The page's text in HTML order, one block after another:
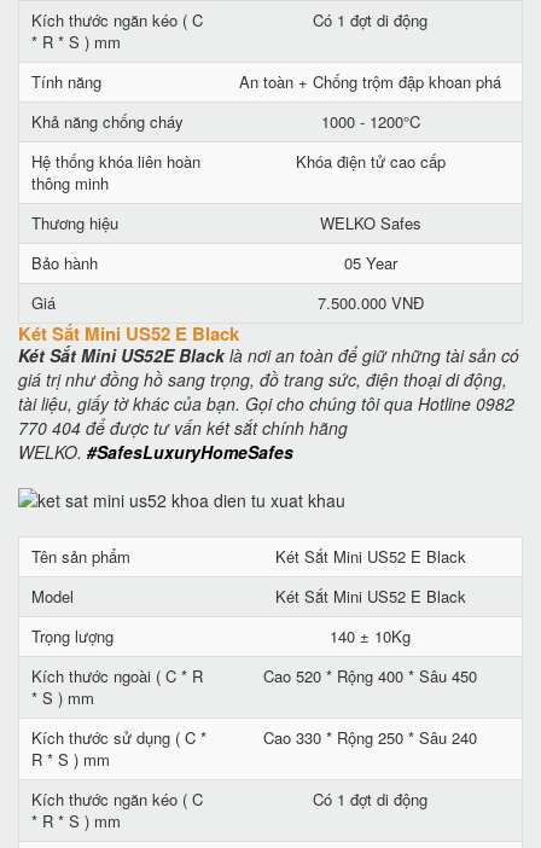
Kích thước ngăn kéo ( C
* R * S ) mm
Có 1 đợt di động
Tính năng
An toàn + Chống trộm đập khoan phá
Khả năng chống cháy
1000 - 1200°C
Hệ thống khóa liên hoàn
thông minh
Khóa điện tử cao cấp
Thương hiệu
WELKO Safes
Bảo hành
05 Year
Giá
7.500.000 VNĐ
Két Sắt Mini US52 E Black
Két Sắt Mini US52E Blacklà nơi an toàn để giữ những tài sản có
giá trị như đồng hồ sang trọng, đồ trang sức, điện thoại di động,
tài liệu, giấy tờ khác của bạn. Gọi cho chúng tôi qua Hotline 0982
770 404 để được tư vấn két sắt chính hãng
WELKO. #SafesLuxuryHomeSafes
Tên sản phẩm
Két Sắt Mini US52 E Black
Model
Két Sắt Mini US52 E Black
Trọng lượng
140 ± 10Kg
Kích thước ngoài ( C * R
* S ) mm
Cao 520 * Rộng 400 * Sâu 450
Kích thước sử dụng ( C *
R * S ) mm
Cao 330 * Rộng 250 * Sâu 240
Kích thước ngăn kéo ( C
* R * S ) mm
Có 1 đợt di động